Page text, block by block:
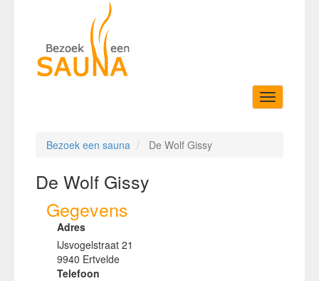
Toggle
navigation
Bezoek een sauna De Wolf Gissy
De Wolf Gissy
Gegevens
Adres
IJsvogelstraat 21
9940 Ertvelde
Telefoon